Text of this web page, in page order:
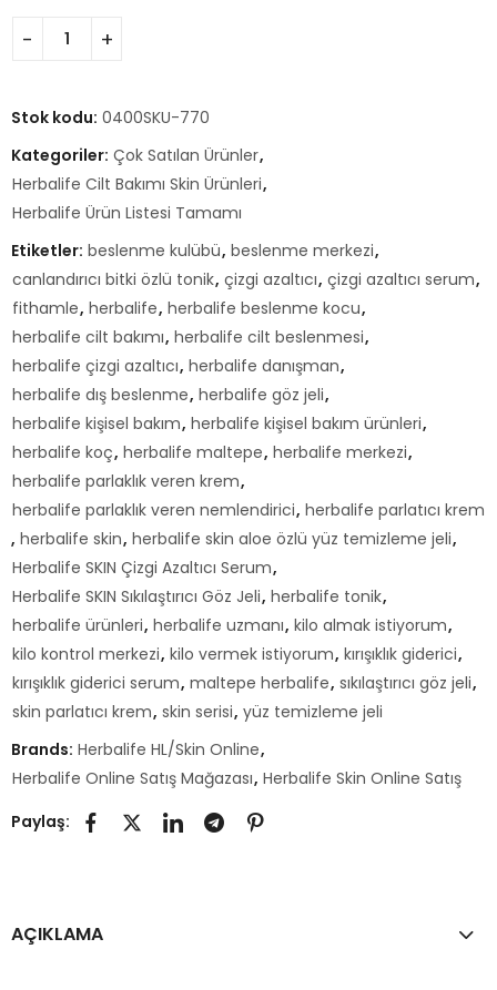
Stok kodu: 0400SKU-770
Kategoriler: Çok Satılan Ürünler,
Herbalife Cilt Bakımı Skin Ürünleri,
Herbalife Ürün Listesi Tamamı
Etiketler: beslenme kulübü, beslenme merkezi,
canlandırıcı bitki özlü tonik, çizgi azaltıcı, çizgi azaltıcı serum,
fithamle, herbalife, herbalife beslenme kocu,
herbalife cilt bakımı, herbalife cilt beslenmesi,
herbalife çizgi azaltıcı, herbalife danışman,
herbalife dış beslenme, herbalife göz jeli,
herbalife kişisel bakım, herbalife kişisel bakım ürünleri,
herbalife koç, herbalife maltepe, herbalife merkezi,
herbalife parlaklık veren krem,
herbalife parlaklık veren nemlendirici, herbalife parlatıcı krem
, herbalife skin, herbalife skin aloe özlü yüz temizleme jeli,
Herbalife SKIN Çizgi Azaltıcı Serum,
Herbalife SKIN Sıkılaştırıcı Göz Jeli, herbalife tonik,
herbalife ürünleri, herbalife uzmanı, kilo almak istiyorum,
kilo kontrol merkezi, kilo vermek istiyorum, kırışıklık giderici,
kırışıklık giderici serum, maltepe herbalife, sıkılaştırıcı göz jeli,
skin parlatıcı krem, skin serisi, yüz temizleme jeli
Brands: Herbalife HL/Skin Online,
Herbalife Online Satış Mağazası, Herbalife Skin Online Satış
Paylaş:
AÇIKLAMA